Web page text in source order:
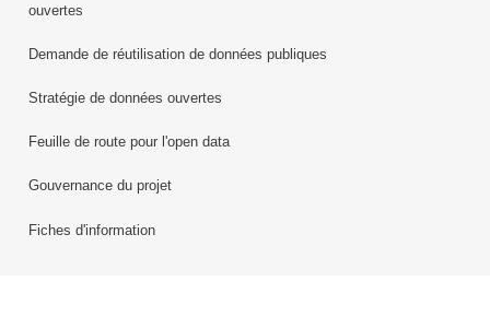
ouvertes
Demande de réutilisation de données publiques
Stratégie de données ouvertes
Feuille de route pour l'open data
Gouvernance du projet
Fiches d'information